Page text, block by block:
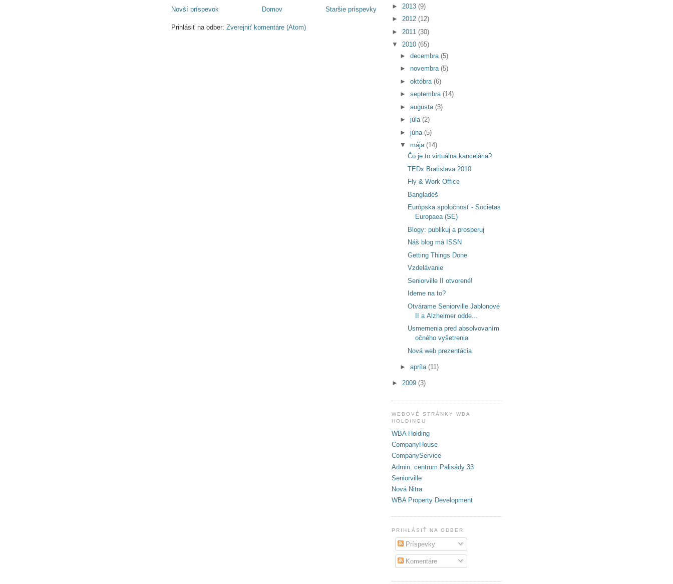
Novší príspevok
Staršie príspevky
Domov
Prihlásiť na odber: Zverejniť komentáre (Atom)
► 2013 (9)
► 2012 (12)
► 2011 (30)
▼ 2010 (65)
► decembra (5)
► novembra (5)
► októbra (6)
► septembra (14)
► augusta (3)
► júla (2)
► júna (5)
▼ mája (14)
Čo je to virtuálna kancelária?
TEDx Bratislava 2010
Fly & Work Office
Bangladéš
Európska spoločnosť - Societas
Europaea (SE)
Blogy: publikuj a prosperuj
Náš blog má ISSN
Getting Things Done
Vzdelávanie
Seniorville II otvorené!
Ideme na to?
Otvárame Seniorville Jablonové
II a Alzheimer odde...
Usmernenia pred absolvovaním
očného vyšetrenia
Nová web prezentácia
► apríla (11)
► 2009 (3)
WEBOVÉ STRÁNKY WBA
HOLDINGU
WBA Holding
CompanyHouse
CompanyService
Admin. centrum Palisády 33
Seniorville
Nová Nitra
WBA Property Development
PRIHLÁSIŤ NA ODBER
Príspevky
Komentáre